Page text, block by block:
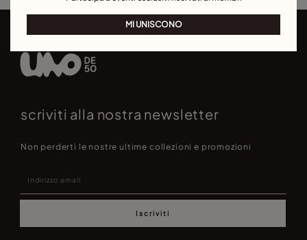
scriviti alla nostra newsletter
Non perderti le nostre ultime collezioni e promozioni
Iscriviti
MI UNISCONO